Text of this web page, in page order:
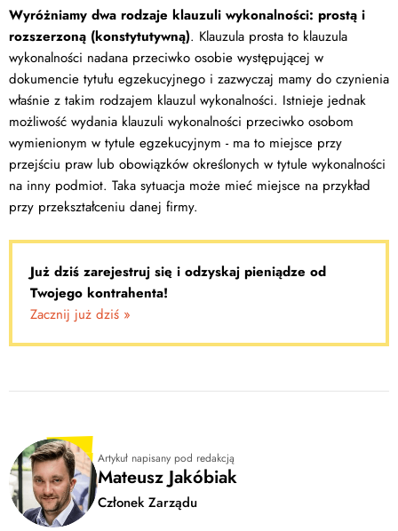
Wyróżniamy dwa rodzaje klauzuli wykonalności: prostą i
rozszerzoną (konstytutywną). Klauzula prosta to klauzula
wykonalności nadana przeciwko osobie występującej w
dokumencie tytułu egzekucyjnego i zazwyczaj mamy do czynienia
właśnie z takim rodzajem klauzul wykonalności. Istnieje jednak
możliwość wydania klauzuli wykonalności przeciwko osobom
wymienionym w tytule egzekucyjnym - ma to miejsce przy
przejściu praw lub obowiązków określonych w tytule wykonalności
na inny podmiot. Taka sytuacja może mieć miejsce na przykład
przy przekształceniu danej firmy.
Już dziś zarejestruj się i odzyskaj pieniądze od
Twojego kontrahenta!
Zacznij już dziś »
Artykuł napisany pod redakcją
Mateusz Jakóbiak
Członek Zarządu